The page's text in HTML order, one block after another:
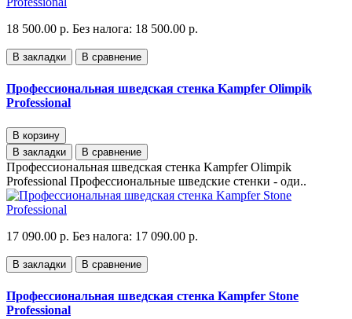
18 500.00 р. Без налога: 18 500.00 р.
В закладки В сравнение
Профессиональная шведская стенка Kampfer Olimpik
Professional
В корзину
В закладки
В сравнение
Профессиональная шведская стенка Kampfer Olimpik
Professional Профессиональные шведские стенки - оди..
17 090.00 р. Без налога: 17 090.00 р.
В закладки В сравнение
Профессиональная шведская стенка Kampfer Stone
Professional